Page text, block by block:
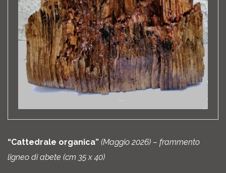
“Cattedrale organica” (Maggio 2026) – frammento
ligneo di abete (cm 35 x 40)